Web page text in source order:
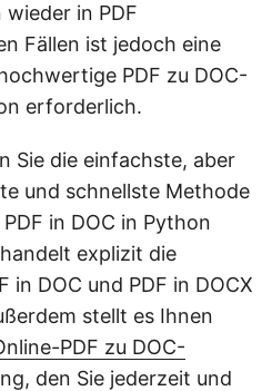
in PDF
Fällen ist jedoch eine
PDF zu DOC-
erforderlich.
Sie die einfachste, aber
und schnellste Methode
in DOC in Python
explizit die
in DOC und PDF in DOCX
stellt es Ihnen
PDF zu DOC-
den Sie jederzeit und